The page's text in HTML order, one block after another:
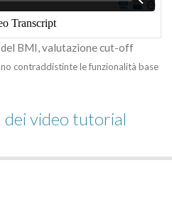
BMI, valutazione cut-off
contraddistinte le funzionalità base
dei video tutorial